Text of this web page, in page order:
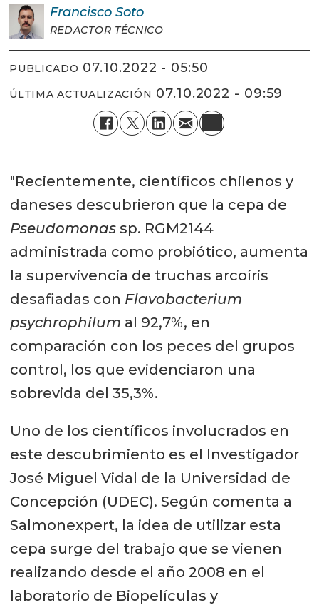
Francisco Soto
REDACTOR TÉCNICO
PUBLICADO 07.10.2022 - 05:50
ÚLTIMA ACTUALIZACIÓN 07.10.2022 - 09:59
"Recientemente, científicos chilenos y
daneses descubrieron que la cepa de
Pseudomonassp. RGM2144
administrada como probiótico, aumenta
la supervivencia de truchas arcoíris
desafiadas con Flavobacterium
psychrophilum al 92,7%, en
comparación con los peces del grupos
control, los que evidenciaron una
sobrevida del 35,3%.
Uno de los científicos involucrados en
este descubrimiento es el Investigador
José Miguel Vidal de la Universidad de
Concepción (UDEC). Según comenta a
Salmonexpert, la idea de utilizar esta
cepa surge del trabajo que se vienen
realizando desde el año 2008 en el
laboratorio de Biopelículas y